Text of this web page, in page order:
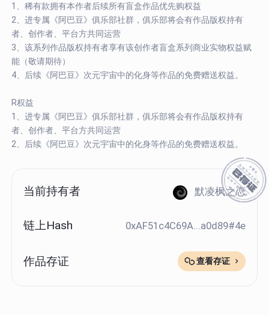
1、稀有款拥有本作者后续所有盲盒作品优先购权益
2、进专属《阿巴豆》俱乐部社群，俱乐部将会有作品版权持有
者、创作者、平台方共同运营
3、该系列作品版权持有者享有该创作者盲盒系列商业实物权益赋
能（敬请期待）
4、后续《阿巴豆》次元宇宙中的化身等作品的免费赠送权益。
R权益
1、进专属《阿巴豆》俱乐部社群，俱乐部将会有作品版权持有
者、创作者、平台方共同运营
2、后续《阿巴豆》次元宇宙中的化身等作品的免费赠送权益。
当前持有者 默凌枫之恋
链上Hash 0xAF51c4C69A...a0d89#4e
作品存证 查看存证